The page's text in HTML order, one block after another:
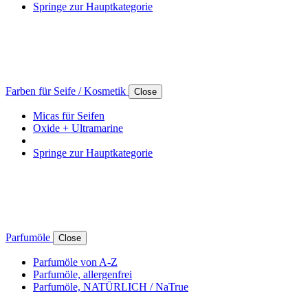
Springe zur Hauptkategorie
Farben für Seife / Kosmetik Close
Micas für Seifen
Oxide + Ultramarine
Springe zur Hauptkategorie
Parfumöle Close
Parfumöle von A-Z
Parfumöle, allergenfrei
Parfumöle, NATÜRLICH / NaTrue